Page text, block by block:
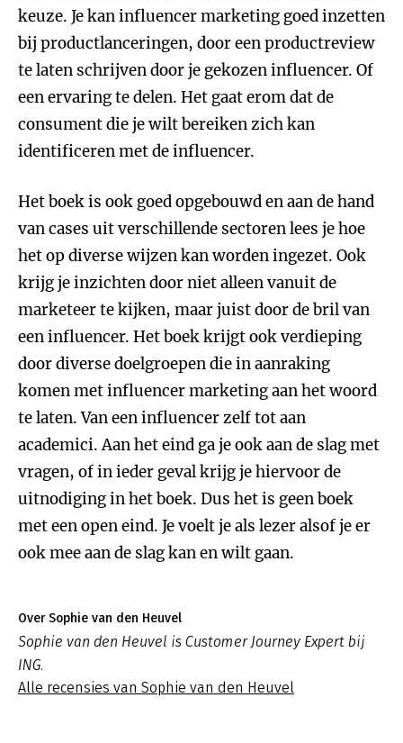
keuze. Je kan influencer marketing goed inzetten
bij productlanceringen, door een productreview
te laten schrijven door je gekozen influencer. Of
een ervaring te delen. Het gaat erom dat de
consument die je wilt bereiken zich kan
identificeren met de influencer.
Het boek is ook goed opgebouwd en aan de hand
van cases uit verschillende sectoren lees je hoe
het op diverse wijzen kan worden ingezet. Ook
krijg je inzichten door niet alleen vanuit de
marketeer te kijken, maar juist door de bril van
een influencer. Het boek krijgt ook verdieping
door diverse doelgroepen die in aanraking
komen met influencer marketing aan het woord
te laten. Van een influencer zelf tot aan
academici. Aan het eind ga je ook aan de slag met
vragen, of in ieder geval krijg je hiervoor de
uitnodiging in het boek. Dus het is geen boek
met een open eind. Je voelt je als lezer alsof je er
ook mee aan de slag kan en wilt gaan.
Over Sophie van den Heuvel
Sophie van den Heuvel is Customer Journey Expert bij
ING.
Alle recensies van Sophie van den Heuvel